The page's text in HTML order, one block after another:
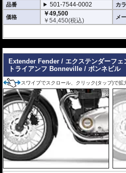
Extender Fender / エクステンダーフェ
トライアンフ Bonneville / ボンネビル
スワイプでスクロール、クリック(タップ)で拡
す。
ライダーを そしてマシンを護る、ドイツの
ヘプコ&ベッカー製 ボンネビル T120 エン
パーツではありません。 それは、予期せ
に守り、同時に愛車を保護するために計算
ライダーを守る「生存空間」の確保: 転倒時
を作り出すよう設計されています。これに
イダーの足が挟み込まれるリスクを大幅に
え、アクシデント後のリカバリーを助けま
衝撃を逃がす設計思想: ただ硬いだけでは
や重心を分析し、衝撃を多点支持で分散。
車体フレームへのダメージも最小限に留め
ー移動）を回避します。
Made in Germanyの品質: 高精度な冷間曲
イツ本国で生産されるそのパイプは、ライ
り神として完成されています。
品番 501-7544-0002 カ
価格
￥49,500
￥54,450(税込) メ